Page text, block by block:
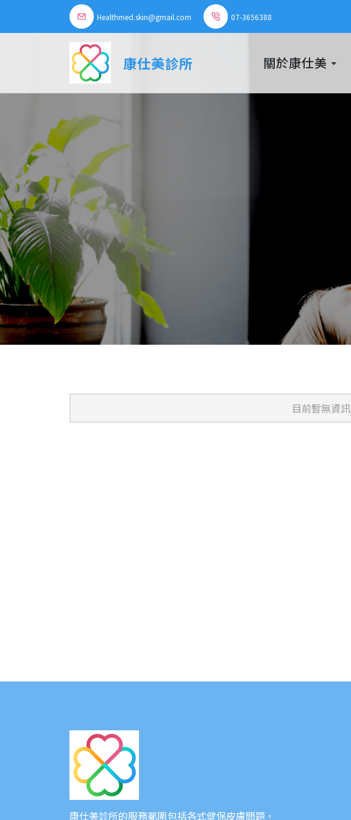
Healthmed.skin@gmail.com 07-3656388
康仕美診所 關於康仕美
目前暫無資訊
康仕美診所的服務範圍包括各式健保皮膚問題，